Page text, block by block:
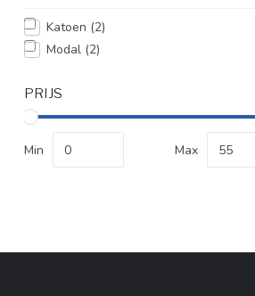
Katoen (2)
Modal (2)
PRIJS
Min Max